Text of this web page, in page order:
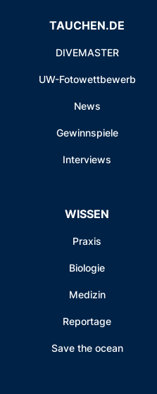
TAUCHEN.DE
DIVEMASTER
UW-Fotowettbewerb
News
Gewinnspiele
Interviews
WISSEN
Praxis
Biologie
Medizin
Reportage
Save the ocean